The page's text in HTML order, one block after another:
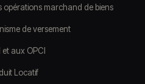
opérations marchand de biens
de versement
aux OPCI
Locatif